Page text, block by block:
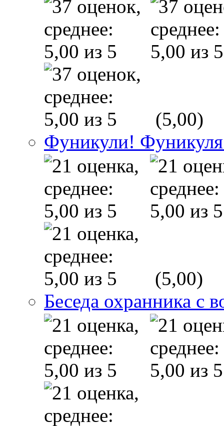
(5,00)
Фуникули!
(5,00)
Беседа охранника с